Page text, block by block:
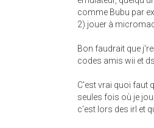
comme Bubu par
2) jouer à
Bon faudrait que
codes amis wii et ds.
C'est vrai quoi faut
seules fois où je
c'est lors des irl et